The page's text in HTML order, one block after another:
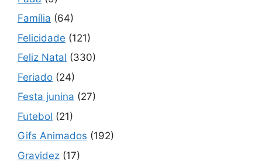
Família (64)
Felicidade (121)
Feliz Natal (330)
Feriado (24)
Festa junina (27)
Futebol (21)
Gifs Animados (192)
Gravidez (17)